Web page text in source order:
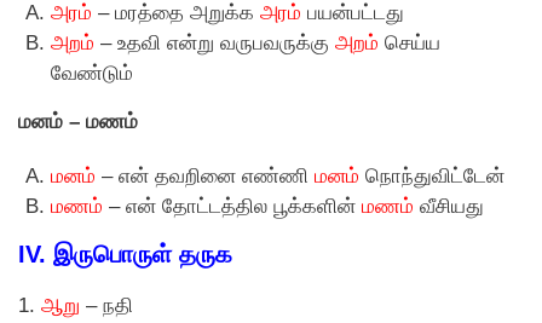
அரம் – மரத்தை அறுக்க அரம் பயன்பட்டது
அறம் – உதவி என்று வருபவருக்கு அறம் செய்ய
வேண்டும்
மனம் – மணம்
மனம் – என் தவறினை எண்ணி மனம் நொந்துவிட்டேன்
மணம் – என் தோட்டத்தில பூக்களின் மணம் வீசியது
IV. இருபொருள் தருக
1. ஆறு – நதி